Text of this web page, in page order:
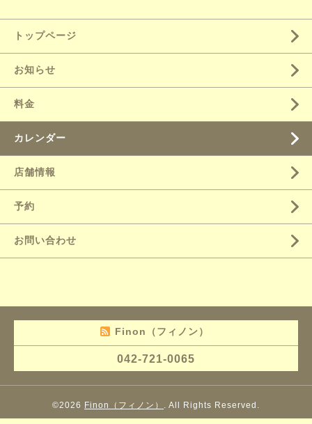
トップページ
お知らせ
料金
カレンダー
店舗情報
予約
お問い合わせ
Finon（フィノン）
042-721-0065
©2026 Finon（フィノン） . All Rights Reserved.